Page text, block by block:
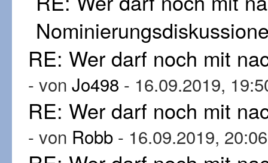
RE: Wer darf noch mit
- von Jo498 - 16.09.2019,
RE: Wer darf noch mit
- von Robb - 16.09.2019, 20:06